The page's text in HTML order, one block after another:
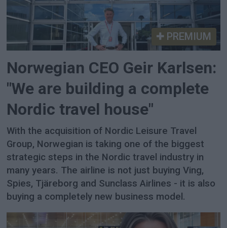
PREMIUM
Norwegian CEO Geir Karlsen:
"We are building a complete
Nordic travel house"
With the acquisition of Nordic Leisure Travel
Group, Norwegian is taking one of the biggest
strategic steps in the Nordic travel industry in
many years. The airline is not just buying Ving,
Spies, Tjäreborg and Sunclass Airlines - it is also
buying a completely new business model.